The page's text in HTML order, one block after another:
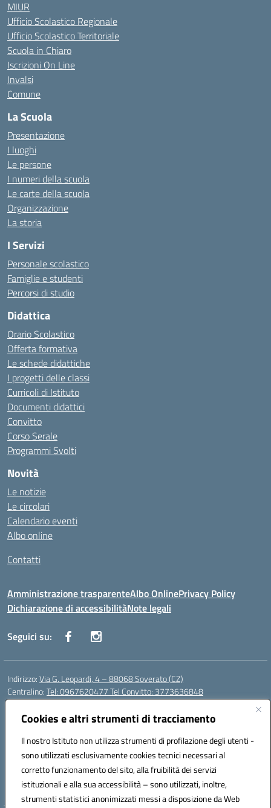
Cookies e altri strumenti di tracciamento
Il nostro Istituto non utilizza strumenti di profilazione degli utenti -
sono utilizzati esclusivamente cookies tecnici necessari al
corretto funzionamento del sito, alla fruibilità dei servizi
istituzionali e alla sua accessibilità – sono utilizzati, inoltre,
strumenti statistici anonimizzati messi a disposizione da Web
MIUR
Ufficio Scolastico Regionale
Ufficio Scolastico Territoriale
Scuola in Chiaro
Iscrizioni On Line
Invalsi
Comune
La Scuola
Presentazione
I luoghi
Le persone
I numeri della scuola
Le carte della scuola
Organizzazione
La storia
I Servizi
Personale scolastico
Famiglie e studenti
Percorsi di studio
Didattica
Orario Scolastico
Offerta formativa
Le schede didattiche
I progetti delle classi
Curricoli di Istituto
Documenti didattici
Convitto
Corso Serale
Programmi Svolti
Novità
Le notizie
Le circolari
Calendario eventi
Albo online
Contatti
Amministrazione trasparenteAlbo OnlinePrivacy Policy
Dichiarazione di accessibilitàNote legali
Seguici su:
Indirizzo:Via G. Leopardi, 4 – 88068 Soverato (CZ)
Centralino:Tel: 0967620477 Tel Convitto: 3773636848
Email:
Posta elettronica certificata (PEC):czrh04000q@pec.istruzione.it
Codice fiscale: 84000690796
Codice meccanografico:CZRH04000Q
Codice Indice delle Pubbliche Amministrazioni (IPA): istsc_czrh04000q
Codice unico di fatturazione (CUF): UF9M13